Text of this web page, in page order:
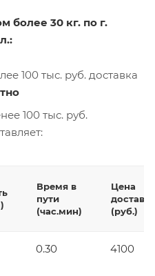
более 30 кг. по г.
100 тыс. руб. доставка
100 тыс. руб.
Время в
пути
(час.мин)
Цена
(руб.)
0.30 4100